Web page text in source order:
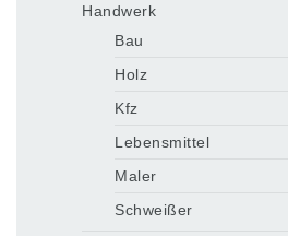
Handwerk
Bau
Holz
Kfz
Lebensmittel
Maler
Schweißer